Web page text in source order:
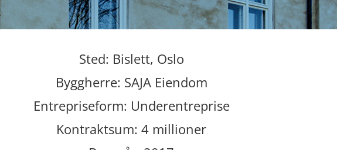
Sted: Bislett, Oslo
Byggherre: SAJA Eiendom
Entrepriseform: Underentreprise
Kontraktsum: 4 millioner